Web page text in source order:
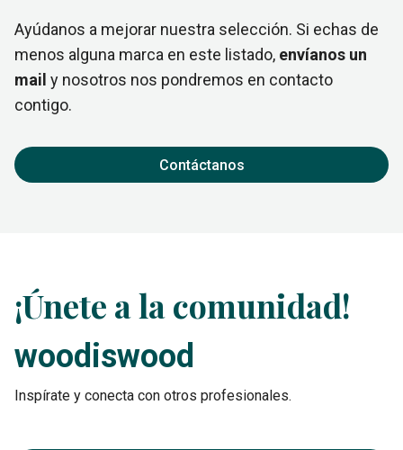
Ayúdanos a mejorar nuestra selección. Si echas de
menos alguna marca en este listado, envíanos un
mail y nosotros nos pondremos en contacto
contigo.
Contáctanos
¡Únete a la comunidad!
woodiswood
Inspírate y conecta con otros profesionales.